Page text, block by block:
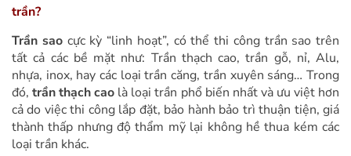
trần?
Trần saocực kỳ “linh hoạt”, có thể thi công trần sao trên
tất cả các bề mặt như: Trần thạch cao, trần gỗ, nỉ, Alu,
nhựa, inox, hay các loại trần căng, trần xuyên sáng… Trong
đó,trần thạch cao là loại trần phổ biến nhất và ưu việt hơn
cả do việc thi công lắp đặt, bảo hành bảo trì thuận tiện, giá
thành thấp nhưng độ thẩm mỹ lại không hề thua kém các
loại trần khác.